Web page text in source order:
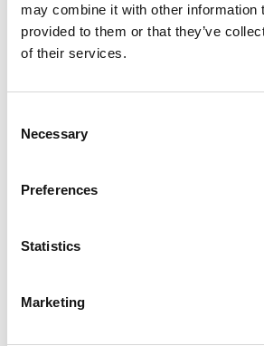
may combine it with other information
provided to them or that they’ve
of their services.
Selection
Necessary
Preferences
Statistics
Marketing
TECHNICAL T-SHIRT ARMY BLACK
ΠΡΟΣΘΉΚΗ ΣΤΟ
Περιγραφή
42K Product code: